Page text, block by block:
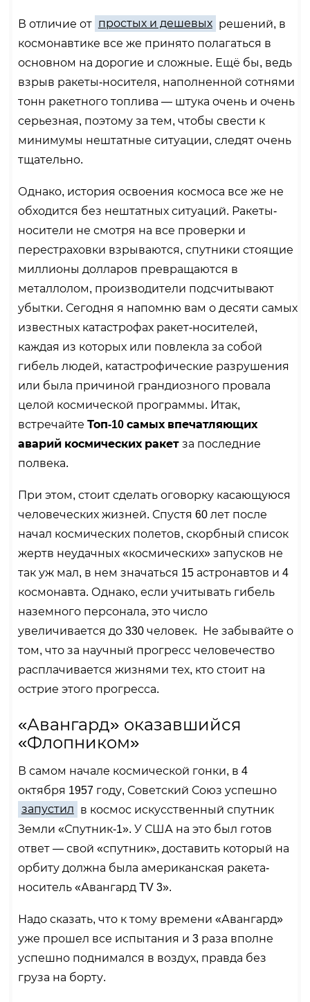
В отличие от простых и дешевых решений, в
космонавтике все же принято полагаться в
основном на дорогие и сложные. Ещё бы, ведь
взрыв ракеты-носителя, наполненной сотнями
тонн ракетного топлива — штука очень и очень
серьезная, поэтому за тем, чтобы свести к
минимумы нештатные ситуации, следят очень
тщательно.
Однако, история освоения космоса все же не
обходится без нештатных ситуаций. Ракеты-
носители не смотря на все проверки и
перестраховки взрываются, спутники стоящие
миллионы долларов превращаются в
металлолом, производители подсчитывают
убытки. Сегодня я напомню вам о десяти самых
известных катастрофах ракет-носителей,
каждая из которых или повлекла за собой
гибель людей, катастрофические разрушения
или была причиной грандиозного провала
целой космической программы. Итак,
встречайтеТоп-10 самых впечатляющих
аварий космических ракет за последние
полвека.
При этом, стоит сделать оговорку касающуюся
человеческих жизней. Спустя 60 лет после
начал космических полетов, скорбный список
жертв неудачных «космических» запусков не
так уж мал, в нем значаться 15 астронавтов и 4
космонавта. Однако, если учитывать гибель
наземного персонала, это число
увеличивается до 330 человек. Не забывайте о
том, что за научный прогресс человечество
расплачивается жизнями тех, кто стоит на
острие этого прогресса.
«Авангард» оказавшийся
«Флопником»
В самом начале космической гонки, в 4
октября 1957 году, Советский Союз успешно
запустил
в космос искусственный спутник
Земли «Спутник-1». У США на это был готов
ответ — свой «спутник», доставить который на
орбиту должна была американская ракета-
носитель «Авангард TV 3».
Надо сказать, что к тому времени «Авангард»
уже прошел все испытания и 3 раза вполне
успешно поднимался в воздух, правда без
груза на борту.